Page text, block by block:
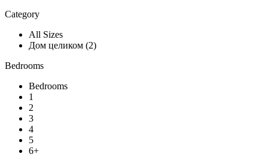
Category
All Sizes
Дом целиком (2)
Bedrooms
Bedrooms
1
2
3
4
5
6+